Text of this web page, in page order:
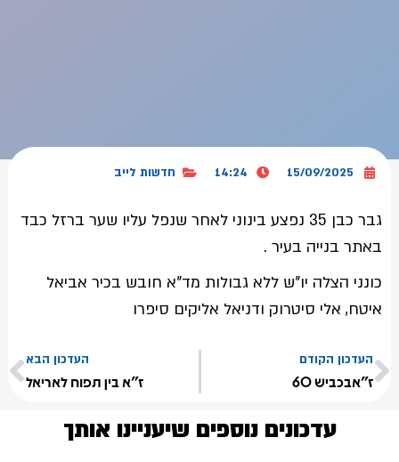
15/09/2025
14:24 חדשות לייב
גבר כבן 35 נפצע בינוני לאחר שנפל עליו שער ברזל כבד
באתר בנייה בעיר .
כונני הצלה יו"ש ללא גבולות מד"א חובש בכיר אביאל
איטח, אלי סיטרוק ודניאל אליקים סיפרו
העדכון הקודם
ז"אבכביש 60
העדכון הבא
ז"א בין תפוח לאריאל
עדכונים נוספים שיעניינו אותך